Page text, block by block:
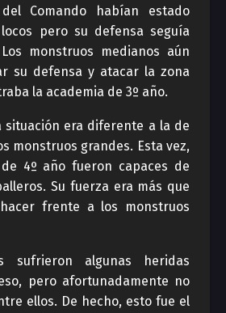
Comando habían estado
pero su defensa seguía
monstruos medianos aún
su defensa y atacar la zona
la academia de 3º año.
situación era diferente a la de
monstruos grandes. Esta vez,
4º año fueron capaces de
Su fuerza era más que
frente a los monstruos
sufrieron algunas heridas
pero afortunadamente no
ellos. De hecho, esto fue el